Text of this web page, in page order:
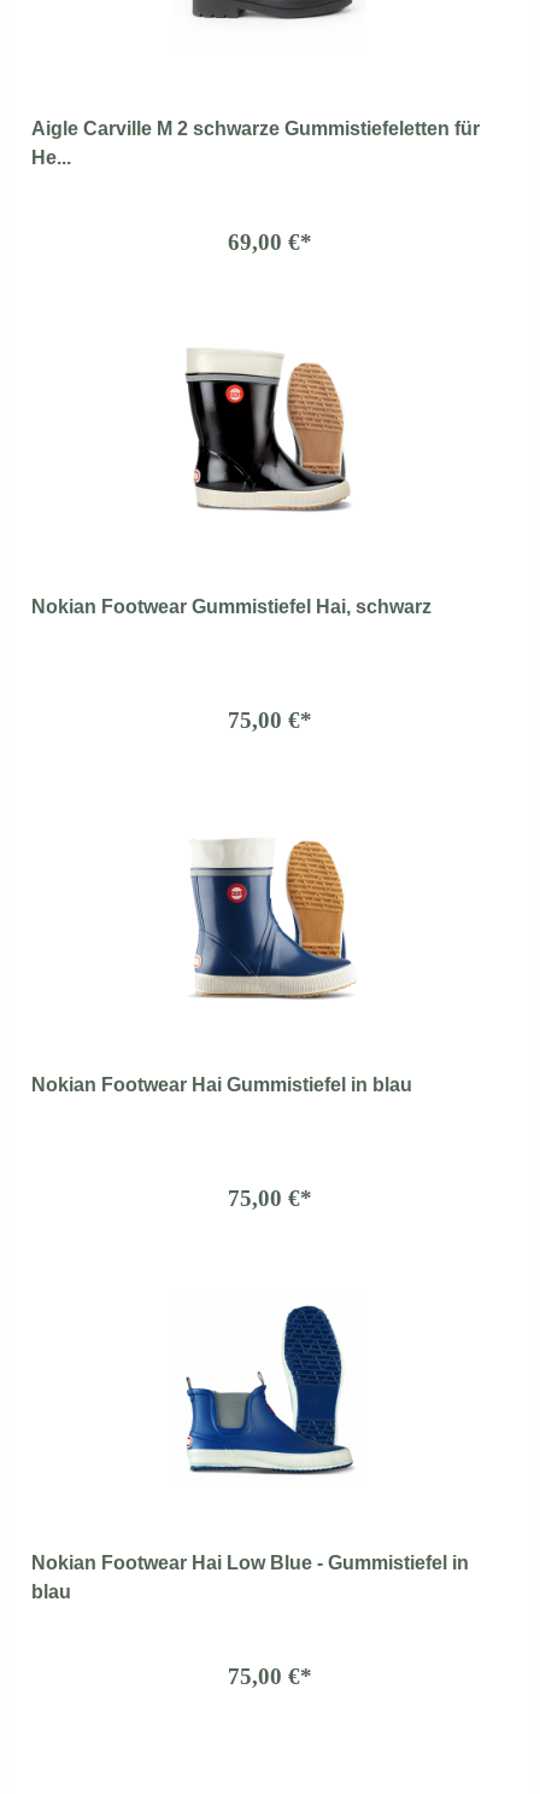
Aigle Carville M 2 schwarze Gummistiefeletten für
He...
69,00 €*
Nokian Footwear Gummistiefel Hai, schwarz
75,00 €*
Nokian Footwear Hai Gummistiefel in blau
75,00 €*
Nokian Footwear Hai Low Blue - Gummistiefel in
blau
75,00 €*